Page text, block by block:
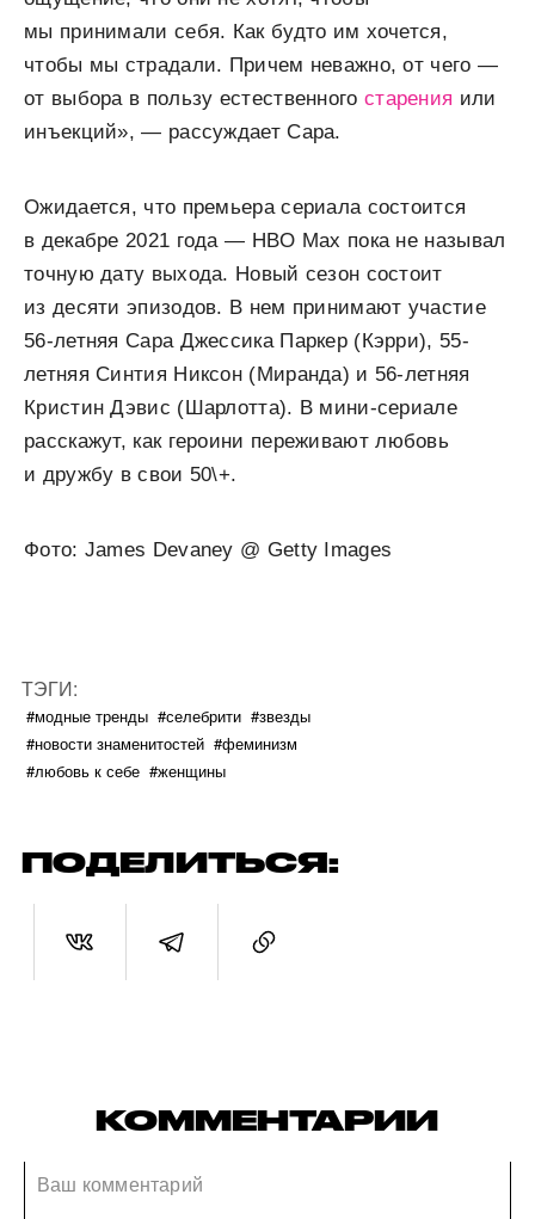
мы принимали себя. Как будто им хочется,
чтобы мы страдали. Причем неважно, от чего —
от выбора в пользу естественного старения или
инъекций», — рассуждает Сара.
Ожидается, что премьера сериала состоится
в декабре 2021 года — HBO Max пока не называл
точную дату выхода. Новый сезон состоит
из десяти эпизодов. В нем принимают участие
56-летняя Сара Джессика Паркер (Кэрри), 55-
летняя Синтия Никсон (Миранда) и 56-летняя
Кристин Дэвис (Шарлотта). В мини-сериале
расскажут, как героини переживают любовь
и дружбу в свои 50\+.
Фото: James Devaney @ Getty Images
ТЭГИ:
#модные тренды #селебрити #звезды
#новости знаменитостей #феминизм
#любовь к себе #женщины
ПОДЕЛИТЬСЯ:
КОММЕНТАРИИ